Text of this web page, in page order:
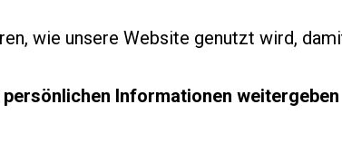
wie unsere Website genutzt wird,
persönlichen Informationen weitergeben